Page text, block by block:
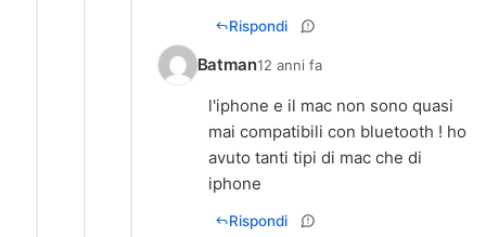
Rispondi
Batman12 anni fa
l'iphone e il mac non sono quasi
mai compatibili con bluetooth ! ho
avuto tanti tipi di mac che di
iphone
Rispondi